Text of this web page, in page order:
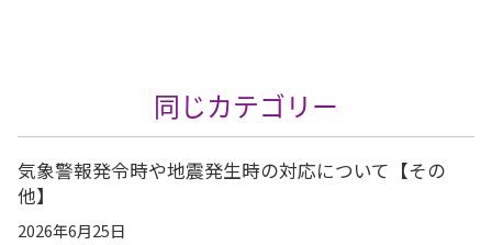
同じカテゴリー
気象警報発令時や地震発生時の対応について【その
他】
2026年6月25日